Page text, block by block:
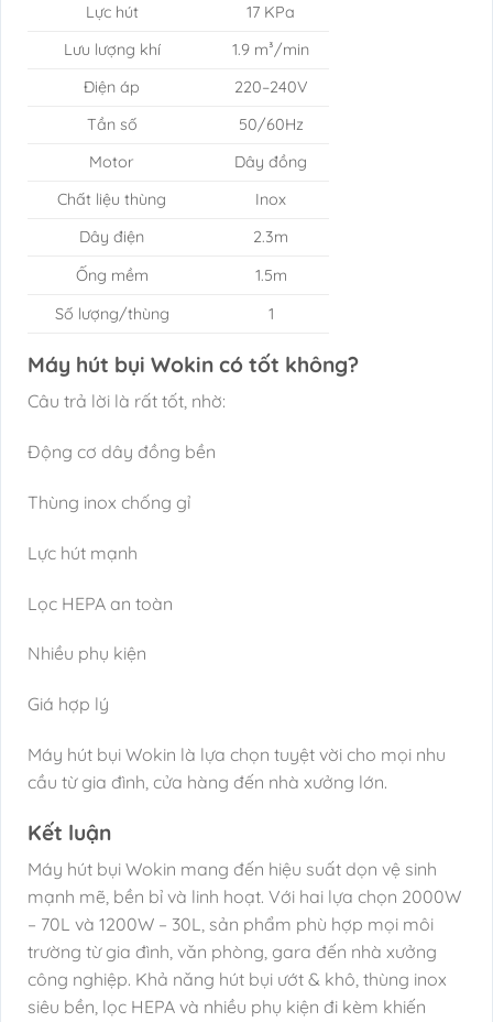
Lực hút
17 KPa
Lưu lượng khí
1.9 m³/min
Điện áp
220–240V
Tần số
50/60Hz
Motor
Dây đồng
Chất liệu thùng
Inox
Dây điện
2.3m
Ống mềm
1.5m
Số lượng/thùng
1
Máy hút bụi Wokin có tốt không?
Câu trả lời là rất tốt, nhờ:
Động cơ dây đồng bền
Thùng inox chống gỉ
Lực hút mạnh
Lọc HEPA an toàn
Nhiều phụ kiện
Giá hợp lý
Máy hút bụi Wokin là lựa chọn tuyệt vời cho mọi nhu
cầu từ gia đình, cửa hàng đến nhà xưởng lớn.
Kết luận
Máy hút bụi Wokin mang đến hiệu suất dọn vệ sinh
mạnh mẽ, bền bỉ và linh hoạt. Với hai lựa chọn 2000W
– 70L và 1200W – 30L, sản phẩm phù hợp mọi môi
trường từ gia đình, văn phòng, gara đến nhà xưởng
công nghiệp. Khả năng hút bụi ướt & khô, thùng inox
siêu bền, lọc HEPA và nhiều phụ kiện đi kèm khiến